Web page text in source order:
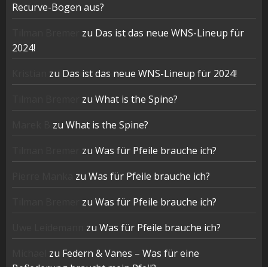
Recurve-Bogen aus?
zu Das ist das neue WNS-Lineup für
2024!
zu Das ist das neue WNS-Lineup für 2024!
zu What is the Spine?
zu What is the Spine?
zu Was für Pfeile brauche ich?
zu Was für Pfeile brauche ich?
zu Was für Pfeile brauche ich?
zu Was für Pfeile brauche ich?
zu Federn & Vanes – Was für eine